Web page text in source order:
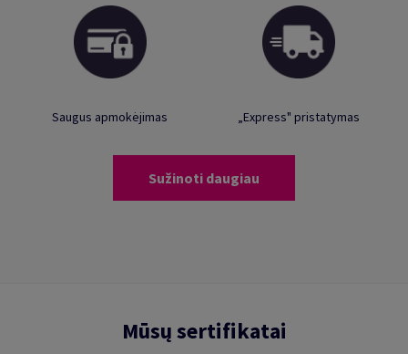
Saugus apmokėjimas „Express" pristatymas
Sužinoti daugiau
Mūsų sertifikatai